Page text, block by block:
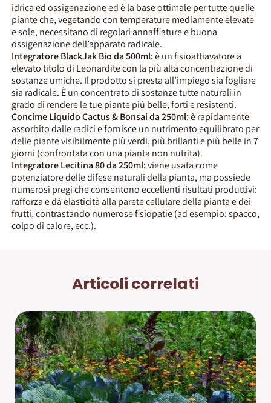
idrica ed ossigenazione ed è la base ottimale per tutte quelle
piante che, vegetando con temperature mediamente elevate
e sole, necessitano di regolari annaffiature e buona
ossigenazione dell’apparato radicale.
Integratore BlackJak Bio da 500ml:è un fisioattiavatore a
elevato titolo di Leonardite con la più alta concentrazione di
sostanze umiche. Il prodotto si presta all’impiego sia fogliare
sia radicale. È un concentrato di sostanze tutte naturali in
grado di rendere le tue piante più belle, forti e resistenti.
Concime Liquido Cactus & Bonsai da 250ml:è rapidamente
assorbito dalle radici e fornisce un nutrimento equilibrato per
delle piante visibilmente più verdi, più brillanti e più belle in 7
giorni (confrontata con una pianta non nutrita).
Integratore Lecitina 80 da 250ml:viene usata come
potenziatore delle difese naturali della pianta, ma possiede
numerosi pregi che consentono eccellenti risultati produttivi:
rafforza e dà elasticità alla parete cellulare della pianta e dei
frutti, contrastando numerose fisiopatie (ad esempio: spacco,
colpo di calore, ecc.).
Articoli correlati